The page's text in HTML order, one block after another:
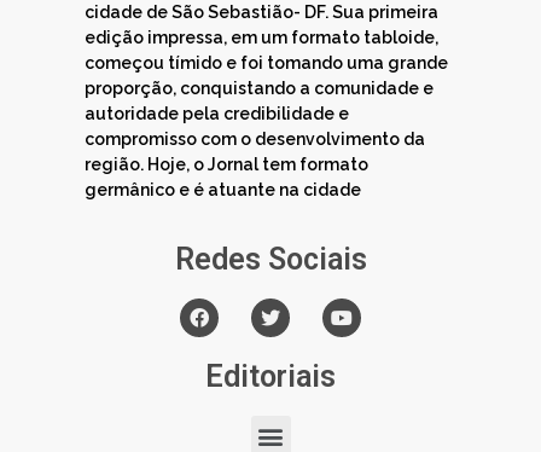
cidade de São Sebastião- DF. Sua primeira
edição impressa, em um formato tabloide,
começou tímido e foi tomando uma grande
proporção, conquistando a comunidade e
autoridade pela credibilidade e
compromisso com o desenvolvimento da
região. Hoje, o Jornal tem formato
germânico e é atuante na cidade
Redes Sociais
Editoriais